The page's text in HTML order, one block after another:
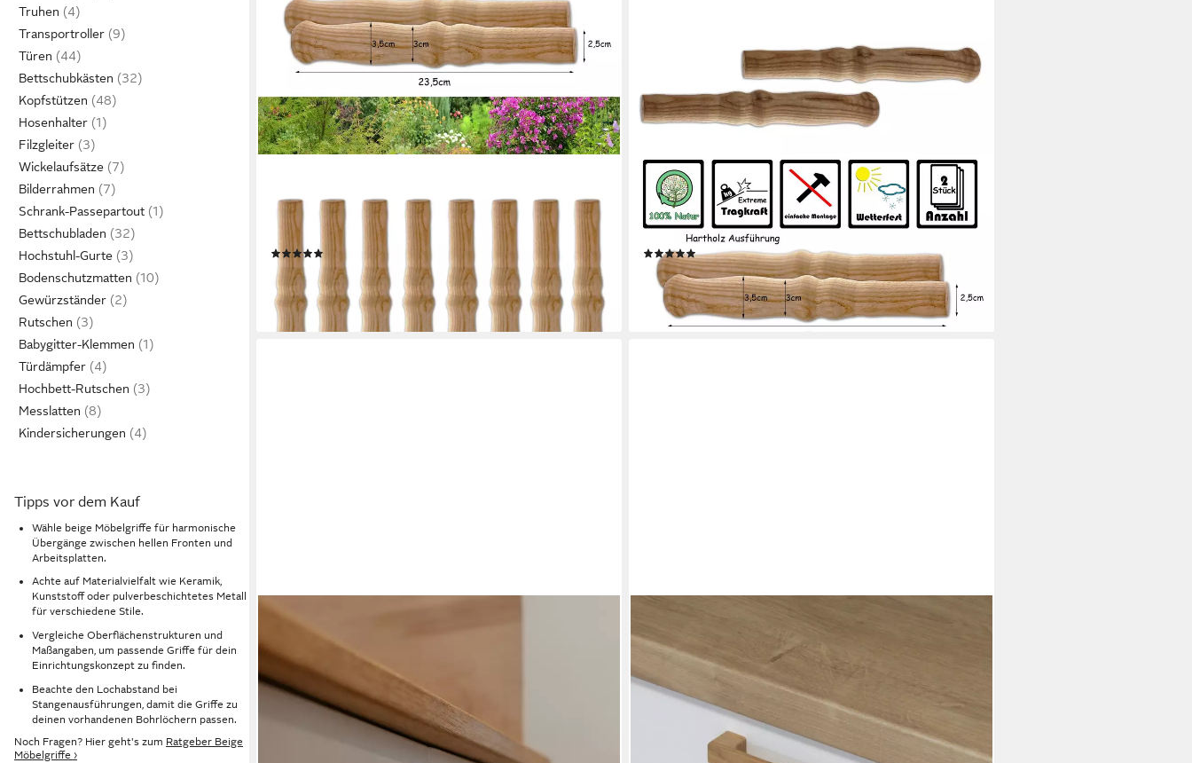
Truhen
Transportroller
Türen
Bettschubkästen
Kopfstützen
Hosenhalter
Filzgleiter
Wickelaufsätze
Bilderrahmen
Schrank-Passepartout
Bettschubladen
Hochstuhl-Gurte
Bodenschutzmatten
Gewürzständer
Rutschen
Babygitter-Klemmen
Türdämpfer
Hochbett-Rutschen
Messlatten
Kindersicherungen
Tipps vor dem Kauf
Wähle beige Möbelgriffe für harmonische
Übergänge zwischen hellen Fronten und
Arbeitsplatten.
Achte auf Materialvielfalt wie Keramik,
Kunststoff oder pulverbeschichtetes Metall
für verschiedene Stile.
Vergleiche Oberflächenstrukturen und
Maßangaben, um passende Griffe für dein
Einrichtungskonzept zu finden.
Beachte den Lochabstand bei
Stangenausführungen, damit die Griffe zu
deinen vorhandenen Bohrlöchern passen.
Noch Fragen? Hier geht's zum Ratgeber Beige
Möbelgriffe ›
ca. 23,5 cm lang (Set, 2-St., Holzgriffe), Langlebig, Griffig,
Stark
(1)
ab 12,59 € UVP15,19 €
-17%
lieferbar - in 4-5 Werktagen bei dir
BIGDEAN
Stangengriff 2x Universal Holzgriffe Karrengriff
Schiebkarre Schubkarrengriffe (Set, 2-St., Holzgriffe),
Schubkarren, Schiebekarren, Sackkarren
(1)
ab 12,59 € UVP15,49 €
-19%
lieferbar - in 4-5 Werktagen bei dir